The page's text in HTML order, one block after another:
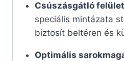
Csúszásgátló
speciális mintázata
biztosít beltéren és
Optimális